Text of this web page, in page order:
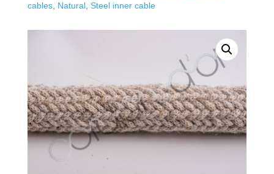
cables, Natural, Steel inner cable